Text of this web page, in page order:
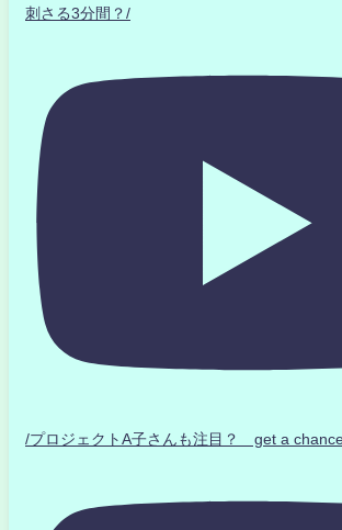
刺さる3分間？/
/プロジェクトA子さんも注目？ get a